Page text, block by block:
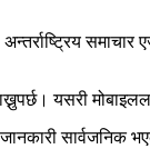
यसरी
सार्वजनिक